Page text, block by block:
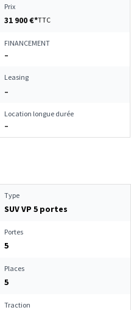
Prix
31 900 €*TTC
FINANCEMENT
–
Leasing
–
Location longue durée
–
Type
SUV VP 5 portes
Portes
5
Places
5
Traction